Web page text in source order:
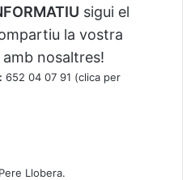
sigui el
la vostra
nosaltres!
652 04 07 91 (clica per
Llobera.